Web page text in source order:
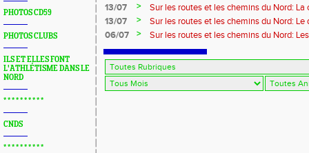
PHOTOS CD59
PHOTOS CLUBS
ILS ET ELLES FONT
L'ATHLÉTISME DANS LE
NORD
* * * * * * * * * *
CNDS
* * * * * * * * * *
13/07
>
Sur les routes et les chemins du Nord: La
13/07
>
Sur les routes et les chemins du Nord:
06/07
> Sur les routes et les chemins du Nord: